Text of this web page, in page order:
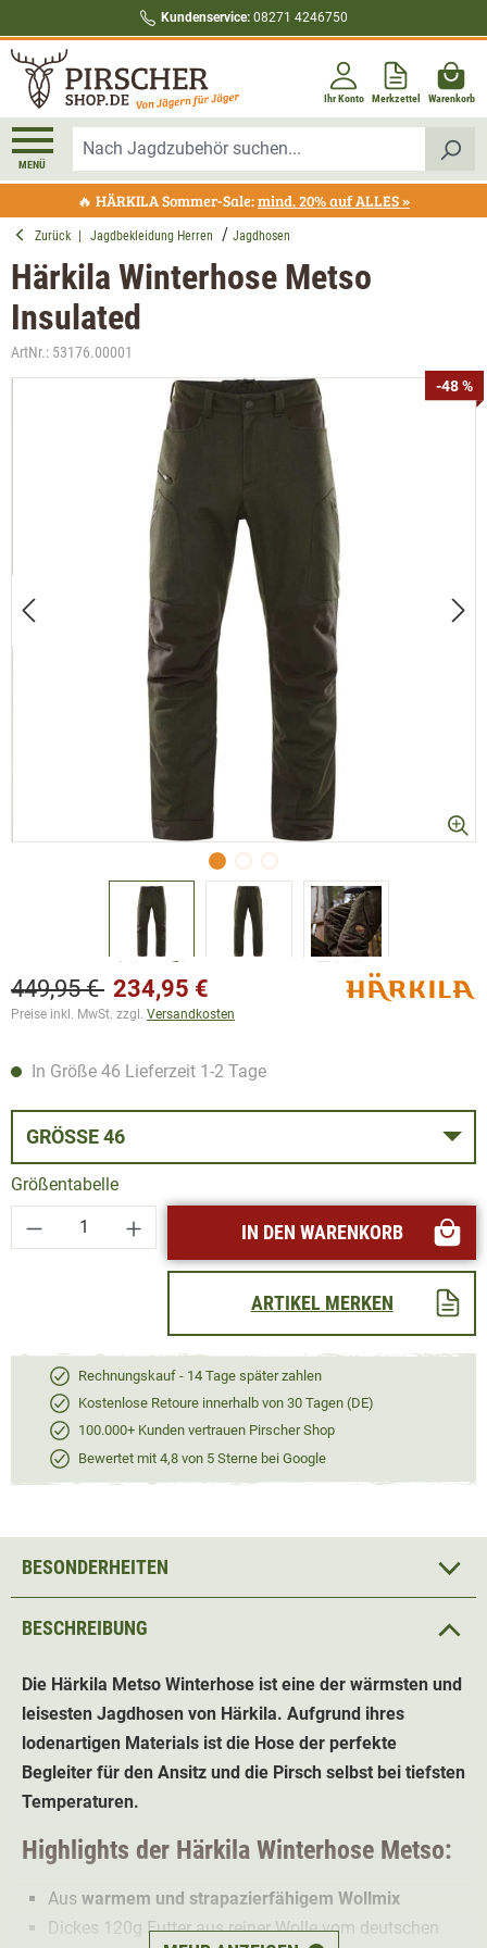
Kundenservice: 08271 4246750
Ihr Konto Merkzettel Warenkorb
MENÜ
🔥 HÄRKILA Sommer-Sale:mind. 20% auf ALLES »
Zurück Jagdbekleidung Herren Jagdhosen
Härkila Winterhose Metso
Insulated
ArtNr.: 53176.00001
Bildergalerie überspringen -48 %
449,95 € 234,95 €
Preise inkl. MwSt. zzgl. Versandkosten
In Größe 46 Lieferzeit 1-2 Tage
GRÖSSE 46
Größentabelle
Produkt Anzahl: Gib den gewünschten
IN DEN WARENKORB
ARTIKEL MERKEN
Rechnungskauf - 14 Tage später zahlen
Kostenlose Retoure innerhalb von 30 Tagen (DE)
100.000+ Kunden vertrauen Pirscher Shop
Bewertet mit 4,8 von 5 Sterne bei Google
BESCHREIBUNG
Die Härkila Metso Winterhose ist eine der wärmsten und
leisesten Jagdhosen von Härkila. Aufgrund ihres
lodenartigen Materials ist die Hose der perfekte
Begleiter für den Ansitz und die Pirsch selbst bei tiefsten
Temperaturen.
Highlights der Härkila Winterhose Metso:
Aus warmem und strapazierfähigem Wollmix
Dickes 120g Futter aus reiner Wolle vom deutschen
BESONDERHEITEN